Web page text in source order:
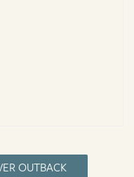
OUTBACK